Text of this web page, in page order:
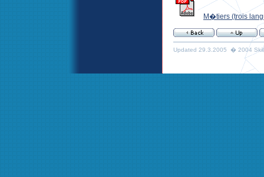
M�tiers (trois
Updated 29.3.2005 � 2004